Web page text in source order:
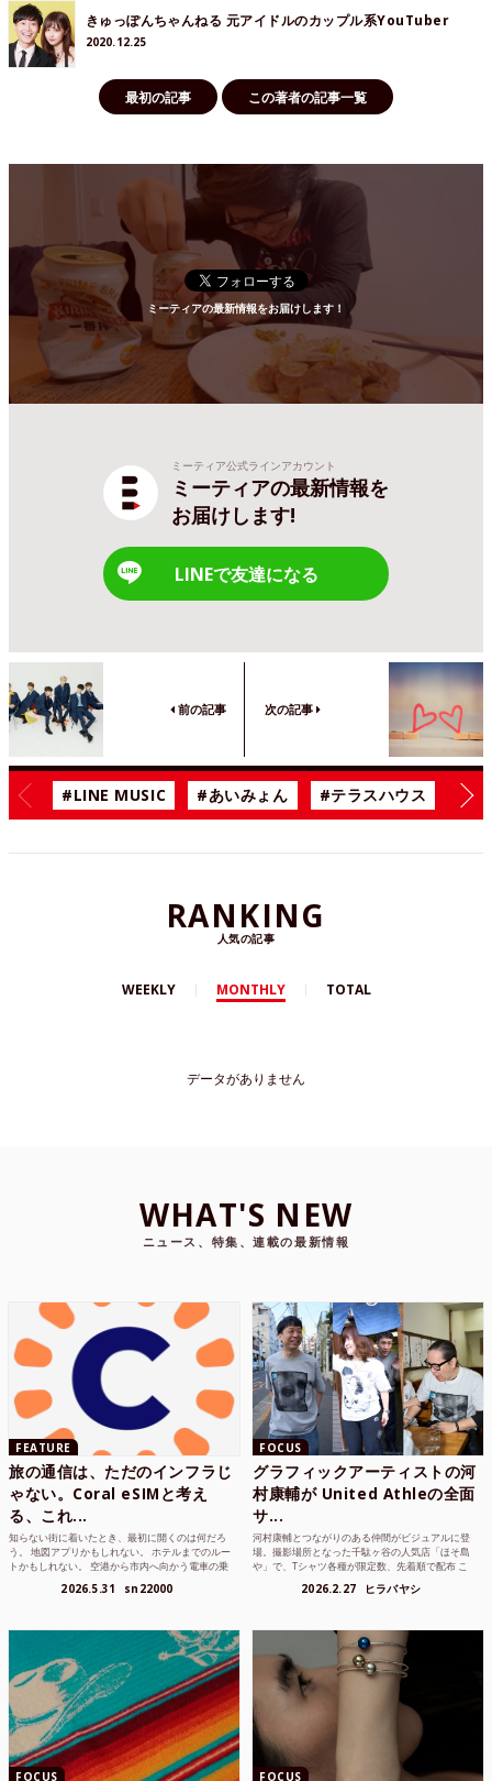
きゅっぽんちゃんねる 元アイドルのカップル系YouTuber
2020.12.25
最初の記事 この著者の記事一覧
ミーティアの最新情報をお届けします！
ミーティア公式ラインアカウント
ミーティアの最新情報を
お届けします!
LINEで友達になる
前の記事 次の記事
#LINE MUSIC #あいみょん #テラスハウス #
RANKING
人気の記事
WEEKLY MONTHLY TOTAL
データがありません
WHAT'S NEW
ニュース、特集、連載の最新情報
FEATURE
旅の通信は、ただのインフラじ
ゃない。Coral eSIMと考え
る、これ...
知らない街に着いたとき、最初に開くのは何だろ
う。 地図アプリかもしれない。 ホテルまでのルー
トかもしれない。 空港から市内へ向かう電車の乗
2026.5.31 sn22000
FOCUS
グラフィックアーティストの河
村康輔が United Athleの全面
サ...
河村康輔とつながりのある仲間がビジュアルに登
場。撮影場所となった千駄ヶ谷の人気店「ほそ島
や」で、Tシャツ各種が限定数、先着順で配布 こ
2026.2.27 ヒラバヤシ
FOCUS FOCUS